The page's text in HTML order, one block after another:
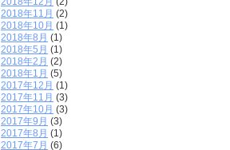
2018年11月 (2)
2018年10月 (1)
2018年8月 (1)
2018年5月 (1)
2018年2月 (2)
2018年1月 (5)
2017年12月 (1)
2017年11月 (3)
2017年10月 (3)
2017年9月 (3)
2017年8月 (1)
2017年7月 (6)